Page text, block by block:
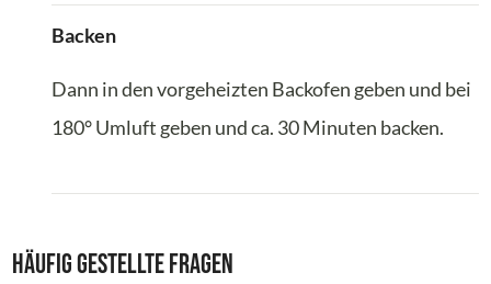
Backen
Dann in den vorgeheizten Backofen geben und bei
180° Umluft geben und ca. 30 Minuten backen.
Häufig gestellte Fragen